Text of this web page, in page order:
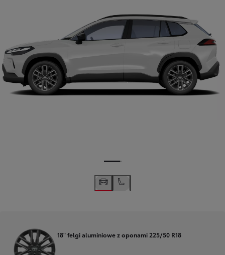
18" felgi aluminiowe z oponami 225/50 R18